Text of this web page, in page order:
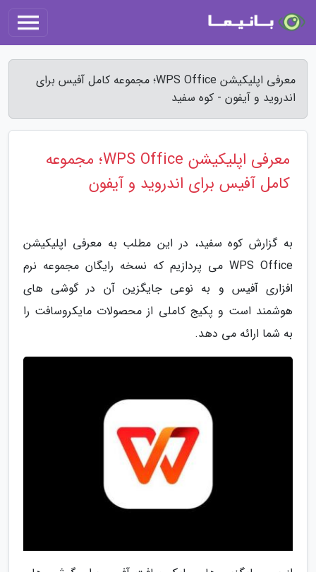
معرفی اپلیکیشن WPS Office؛ مجموعه کامل آفیس برای
اندروید و آیفون - کوه سفید
معرفی اپلیکیشن WPS Office؛ مجموعه
کامل آفیس برای اندروید و آیفون
به گزارش کوه سفید، در این مطلب به معرفی اپلیکیشن
WPS Office می پردازیم که نسخه رایگان مجموعه نرم
افزاری آفیس و به نوعی جایگزین آن در گوشی های
هوشمند است و پکیج کاملی از محصولات مایکروسافت را
به شما ارائه می دهد.